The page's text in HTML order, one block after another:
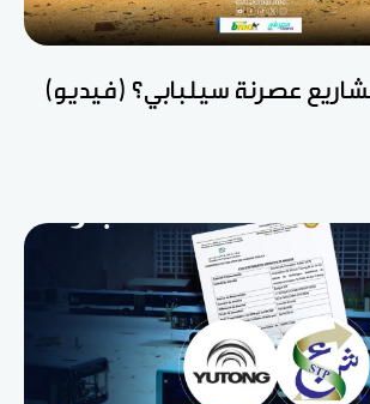
عصرنة سيلبابي؟ (فيديو)